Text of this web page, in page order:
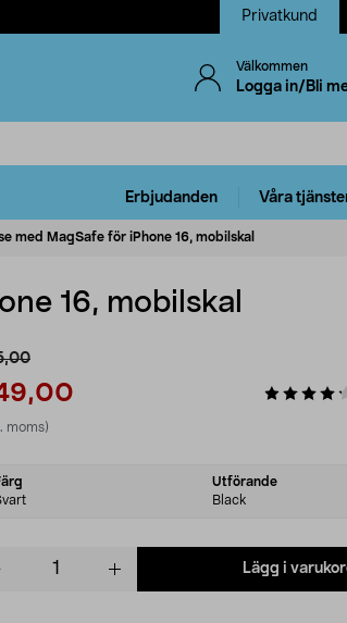
Privatkund
Välkommen
Logga in/Bli
Erbjudanden Våra
med MagSafe för iPhone 16, mobilskal
16, mobilskal
moms)
Utförande
Black
Lägg i